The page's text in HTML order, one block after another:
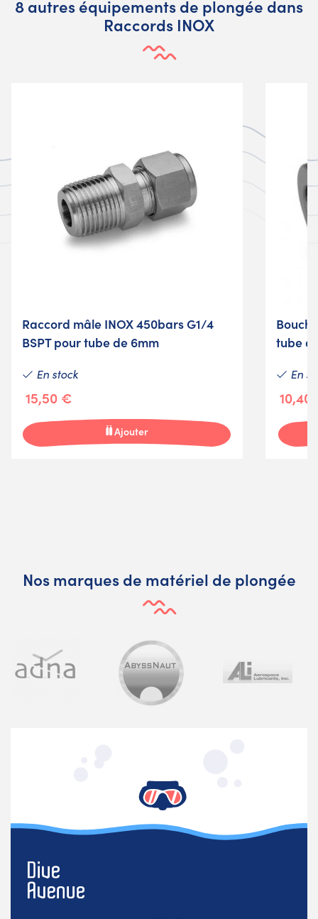
8 autres équipements de plongée dans
Raccords INOX
Raccord mâle INOX 450bars G1/4
BSPT pour tube de 6mm
En stock
15,50 €
Ajouter
tube
En
10,40
Nos marques de matériel de plongée